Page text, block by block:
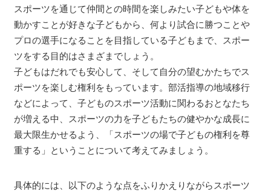
スポーツを通じて仲間との時間を楽しみたい子どもや体を
動かすことが好きな子どもから、何より試合に勝つことや
プロの選手になることを目指している子どもまで、スポー
ツをする目的はさまざまでしょう。
子どもはだれでも安心して、そして自分の望むかたちでス
ポーツを楽しむ権利をもっています。部活指導の地域移行
などによって、子どものスポーツ活動に関わるおとなたち
が増える中、スポーツの力を子どもたちの健やかな成長に
最大限生かせるよう、「スポーツの場で子どもの権利を尊
重する」ということについて考えてみましょう。
具体的には、以下のような点をふりかえりながらスポーツ